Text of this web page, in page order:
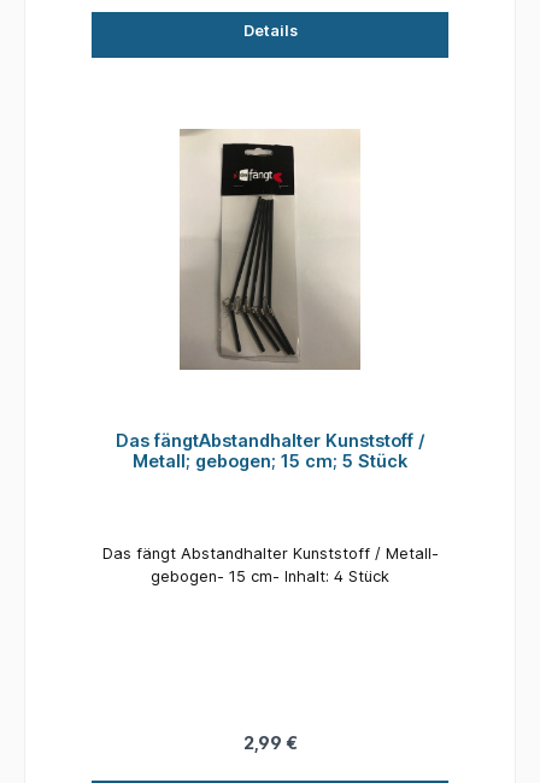
Details
Das fängtAbstandhalter Kunststoff /
Metall; gebogen; 15 cm; 5 Stück
Das fängt Abstandhalter Kunststoff / Metall-
gebogen- 15 cm- Inhalt: 4 Stück
2,99 €